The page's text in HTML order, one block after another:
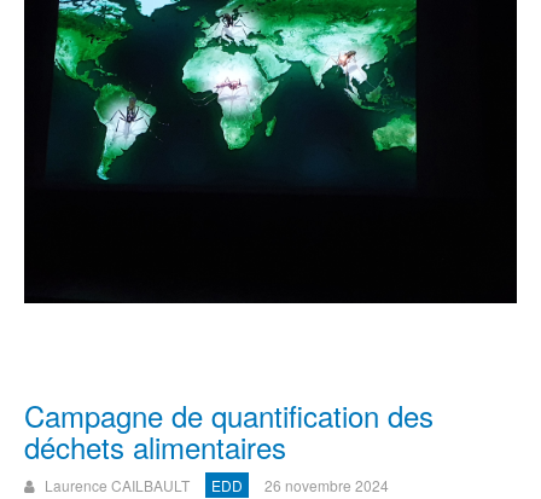
Campagne de quantification des
déchets alimentaires
Laurence CAILBAULT EDD 26 novembre 2024